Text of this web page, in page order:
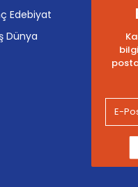
Edebiyat
Dünya